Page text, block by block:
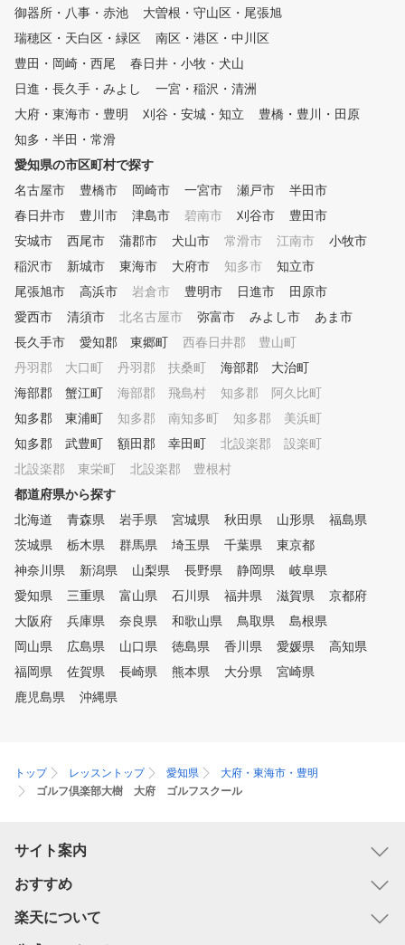
アを伸ばすためのレッスンをレ
ゴルフ上級者の方には、お悩み
事を具体的に伺い、明確にご指
導いたします。 ゴルフが初め
ての方や初心者の方には、何か
ら始めればいいのか、実際にラ
ウンドするためのどのような準
な道具が必要なのか、というと
ころからサポートいたします。
【設置機種】 ＴＷＯ ＶＩＳ
ＩＯＮ ＰＬＵＳ（ＧＯＬＦＺ
ＯＮ） ＧＤＲ ＰＬＵＳ（Ｇ
ＯＬＦＺＯＮ） お部屋ごとに
も徹底サポート。 ラウンド機
種の地面はコースにあわせて変
形しますので、例えばつま先下
がりの傾斜練習も可能です。
練習機種では、アプローチショ
ットの練習やドラコン、実践ド
が楽しめます。
御器所・八事・赤池
大曽根・守山区・尾張旭
瑞穂区・天白区・緑区
南区・港区・中川区
豊田・岡崎・西尾
春日井・小牧・犬山
日進・長久手・みよし
一宮・稲沢・清洲
大府・東海市・豊明
刈谷・安城・知立
豊橋・豊川・田原
知多・半田・常滑
愛知県の市区町村で探す
名古屋市
豊橋市 岡崎市 一宮市 瀬戸市
半田市
春日井市
豊川市 津島市 碧南市 刈谷市
豊田市
安城市
西尾市 蒲郡市 犬山市 常滑市 江南市
小牧市
稲沢市
新城市 東海市 大府市 知多市
知立市
尾張旭市
高浜市 岩倉市 豊明市 日進市
田原市
愛西市
清須市 北名古屋市 弥富市 みよし市
あま市
長久手市
愛知郡 東郷町
西春日井郡 豊山町
丹羽郡 大口町
丹羽郡 扶桑町
海部郡 大治町
海部郡 蟹江町
海部郡 飛島村
知多郡 阿久比町
知多郡 東浦町
知多郡 南知多町
知多郡 美浜町
知多郡 武豊町
額田郡 幸田町
北設楽郡 設楽町
北設楽郡 東栄町
北設楽郡 豊根村
都道府県から探す
北海道
青森県 岩手県 宮城県 秋田県 山形県
福島県
茨城県
栃木県 群馬県 埼玉県 千葉県
東京都
神奈川県
新潟県 山梨県 長野県 静岡県
岐阜県
愛知県
三重県 富山県 石川県 福井県 滋賀県
京都府
大阪府
兵庫県 奈良県 和歌山県 鳥取県
島根県
岡山県
広島県 山口県 徳島県 香川県 愛媛県
高知県
福岡県
佐賀県 長崎県 熊本県 大分県
宮崎県
鹿児島県
沖縄県
トップ レッスントップ 愛知県
大府・東海市・豊明
ゴルフ倶楽部大樹 大府 ゴルフスクール
サイト案内
おすすめ
楽天について